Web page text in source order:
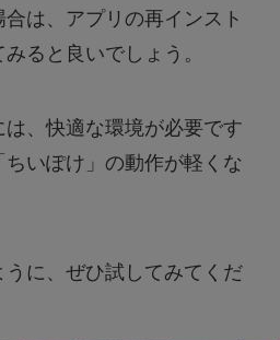
は、アプリの再インスト
ると良いでしょう。
、快適な環境が必要です
いぽけ」の動作が軽くな
に、ぜひ試してみてくだ